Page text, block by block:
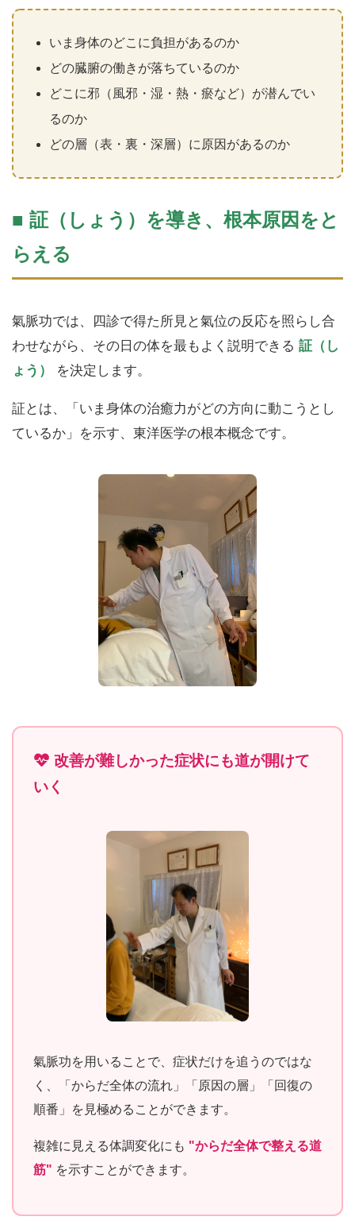
いま身体のどこに負担があるのか
どの臓腑の働きが落ちているのか
どこに邪（風邪・湿・熱・瘀など）が潜んでい
るのか
どの層（表・裏・深層）に原因があるのか
■ 証（しょう）を導き、根本原因をと
らえる
氣脈功では、四診で得た所見と氣位の反応を照らし合
わせながら、その日の体を最もよく説明できる 証（し
ょう）
を決定します。
証とは、「いま身体の治癒力がどの方向に動こうとし
ているか」を示す、東洋医学の根本概念です。
改善が難しかった症状にも道が開けて
いく
氣脈功を用いることで、症状だけを追うのではな
く、「からだ全体の流れ」「原因の層」「回復の
順番」を見極めることができます。
複雑に見える体調変化にも "からだ全体で整える道
筋" を示すことができます。